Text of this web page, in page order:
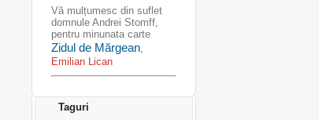
Vă mulțumesc din suflet
domnule Andrei Stomff,
pentru minunata carte
Zidul de Mărgean,
Emilian Lican
Taguri